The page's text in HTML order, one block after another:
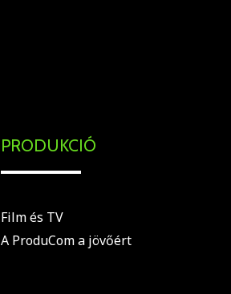
PRODUKCIÓ
Film és TV
A ProduCom a jövőért